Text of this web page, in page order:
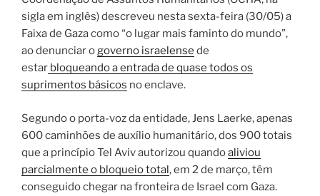
sigla em inglês) descreveu nesta sexta-feira (30/05) a
Faixa de Gaza como “o lugar mais faminto do mundo”,
ao denunciar ogoverno israelense de
estar bloqueando a entrada de quase todos os
suprimentos básicos no enclave.
Segundo o porta-voz da entidade, Jens Laerke, apenas
600 caminhões de auxílio humanitário, dos 900 totais
que a princípio Tel Aviv autorizou quandoaliviou
parcialmente o bloqueio total, em 2 de março, têm
conseguido chegar na fronteira de Israel com Gaza.